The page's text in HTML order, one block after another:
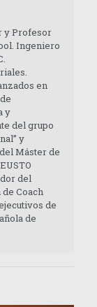
y Profesor
Ingeniero
en
y
del grupo
y
Máster de
del
Coach
de
de